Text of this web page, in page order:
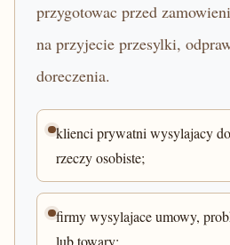
przygotowac przed
na przyjecie przesylki,
doreczenia.
klienci prywatni wysylajacy
rzeczy osobiste;
firmy wysylajace umowy,
lub towary;